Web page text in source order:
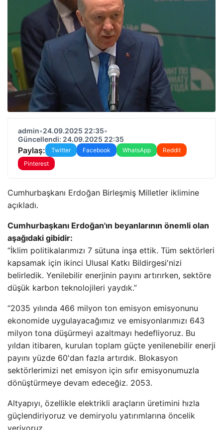
admin•24.09.2025 22:35•
Güncellendi: 24.09.2025 22:35
Paylaş: Twitter Facebook WhatsApp
Reddit
Pinterest
Cumhurbaşkanı Erdoğan Birleşmiş Milletler iklimine
açıkladı.
Cumhurbaşkanı Erdoğan'ın beyanlarının önemli olan
aşağıdaki gibidir:
“İklim politikalarımızı 7 sütuna inşa ettik. Tüm sektörleri
kapsamak için ikinci Ulusal Katkı Bildirgesi'nizi
belirledik. Yenilebilir enerjinin payını artırırken, sektöre
düşük karbon teknolojileri yaydık.”
“2035 yılında 466 milyon ton emisyon emisyonunu
ekonomide uygulayacağımız ve emisyonlarımızı 643
milyon tona düşürmeyi azaltmayı hedefliyoruz. Bu
yıldan itibaren, kurulan toplam güçte yenilenebilir enerji
payını yüzde 60'dan fazla artırdık. Blokasyon
sektörlerimizi net emisyon için sıfır emisyonumuzla
dönüştürmeye devam edeceğiz. 2053.
Altyapıyı, özellikle elektrikli araçların üretimini hızla
güçlendiriyoruz ve demiryolu yatırımlarına öncelik
veriyoruz.